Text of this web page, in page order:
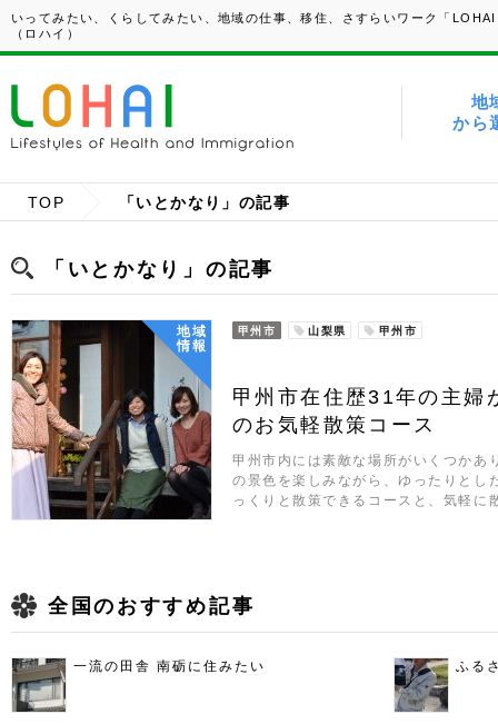
いってみたい、くらしてみたい、地域の仕事、移住、さすらいワーク「
（ロハイ）
地
から
TOP 「いとかなり」の記事
「いとかなり」の記事
地域
情報
甲州市 山梨県 甲州市
甲州市在住歴31年の主婦
のお気軽散策コース
甲州市内には素敵な場所がいくつかあ
の景色を楽しみながら、ゆったりとし
っくりと散策できるコースと、気軽
全国のおすすめ記事
一流の田舎 南砺に住みたい ふる